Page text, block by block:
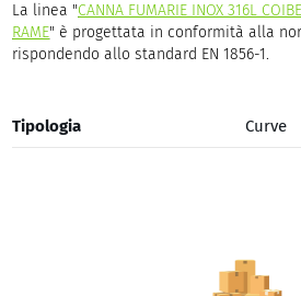
La linea "CANNA FUMARIE INOX 316L
RAME" è progettata in conformità alla
rispondendo allo standard EN 1856-1.
Tipologia Curve